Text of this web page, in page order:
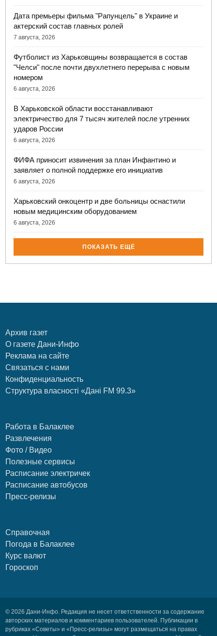
Дата премьеры фильма "Рапунцель" в Украине и
актерский состав главных ролей
7 августа, 2026
Футболист из Харьковщины возвращается в состав
"Челси" после почти двухлетнего перерыва с новым
номером
6 августа, 2026
В Харьковской области восстанавливают
электричество для 7 тысяч жителей после утренних
ударов России
6 августа, 2026
ФИФА приносит извинения за план Инфантино и
заявляет о полной поддержке его инициатив
6 августа, 2026
Харьковский онкоцентр и две больницы оснастили
новым медицинским оборудованием
6 августа, 2026
ПОКАЗАТЬ ЕЩЁ
Архив газет
О газете Дани-Инфо
Реклама на сайте
Связаться с нами
Конфиденциальность
Структура власності «Дані FM 99.3»
Работа в Балаклее
Развлечения
Фото / Видео
Полезные сервисы
Расписание электричек
Расписание автобусов
Пресс-релизы
Справочная
Погода в Балаклее
Курс валют
Гороскоп
© 2026 Дани-Инфо. Редакция не несет ответственности за содержание
авторских материалов и комментариев пользователей. Публикации в
рубриках «Советы» и «Пресс-релизы» могут размещаться на правах